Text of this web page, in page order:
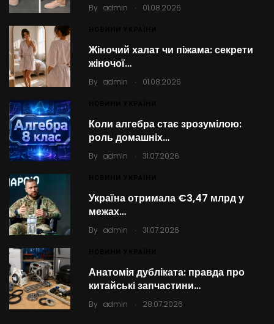
By admin . 01.08.2026
Жіночий халат чи піжама: секрети
жіночої…
By admin . 01.08.2026
Коли алгебра стає зрозумілою:
роль домашніх…
By admin . 31.07.2026
Україна отримала €3,47 млрд у
межах…
By admin . 31.07.2026
Анатомія дубліката: правда про
китайські запчастини…
By admin . 28.07.2026